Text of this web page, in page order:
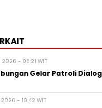
- 08:21 WIT
Gelar Patroli
- 10:42 WIT